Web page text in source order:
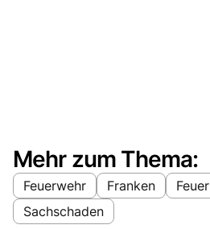
Mehr zum Thema:
Feuerwehr Franken
Feuer
Sachschaden